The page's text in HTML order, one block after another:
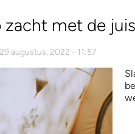
zacht met de
augustus, 2022 - 11:57
cottonbro-